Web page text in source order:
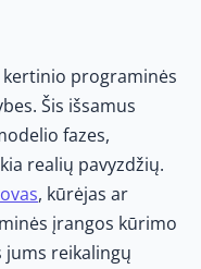
kertinio programinės
Šis išsamus
fazes,
realių pavyzdžių.
, kūrėjas ar
įrangos kūrimo
jums reikalingų